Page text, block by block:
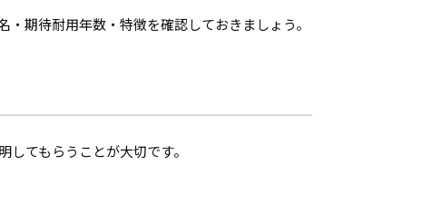
期待耐用年数・特徴を確認しておきましょう。
てもらうことが大切です。